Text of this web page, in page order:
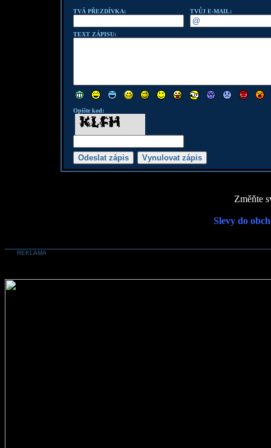
TVÁ PŘEZDÍVKA: TVŮJ E-MAIL:
TEXT ZÁPISU:
Opište kod:
Změňte
Slevy do
REKLAMA